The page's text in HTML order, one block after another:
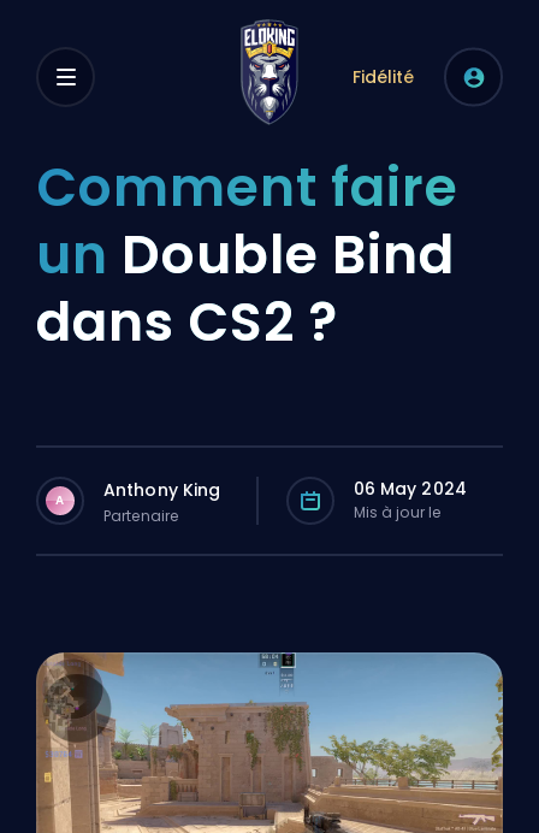
Fidélité
Comment faire
un Double Bind
dans CS2 ?
A Anthony King
Partenaire
06 May 2024
Mis à jour le